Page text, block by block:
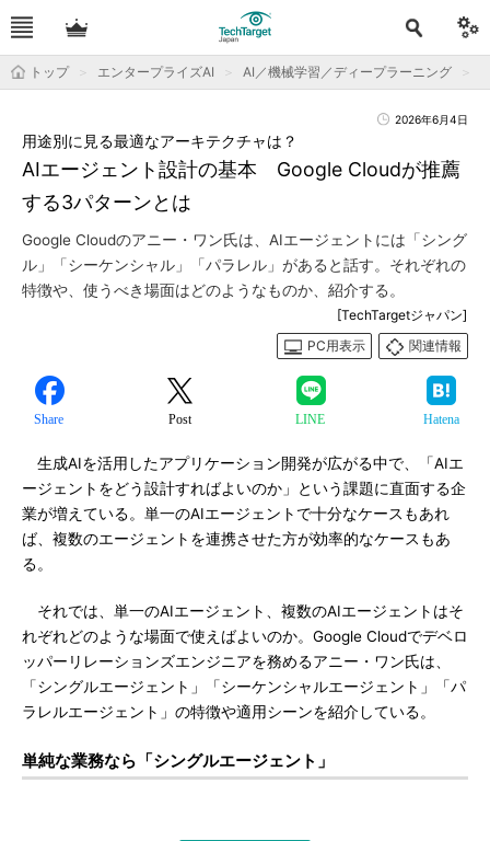
トップ エンタープライズAI AI／機械学習／ディープラーニング
2026年6月4日
AIエージェント設計の基本 Google Cloudが推薦
する3パターンとは
用途別に見る最適なアーキテクチャは？
Google Cloudのアニー・ワン氏は、AIエージェントには「シング
ル」「シーケンシャル」「パラレル」があると話す。それぞれの
特徴や、使うべき場面はどのようなものか、紹介する。
[TechTargetジャパン]
PC用表示
関連情報
Share Post LINE Hatena
生成AIを活用したアプリケーション開発が広がる中で、「AIエ
ージェントをどう設計すればよいのか」という課題に直面する企
業が増えている。単一のAIエージェントで十分なケースもあれ
ば、複数のエージェントを連携させた方が効率的なケースもあ
る。
それでは、単一のAIエージェント、複数のAIエージェントはそ
れぞれどのような場面で使えばよいのか。Google Cloudでデベロ
ッパーリレーションズエンジニアを務めるアニー・ワン氏は、
「シングルエージェント」「シーケンシャルエージェント」「パ
ラレルエージェント」の特徴や適用シーンを紹介している。
単純な業務なら「シングルエージェント」